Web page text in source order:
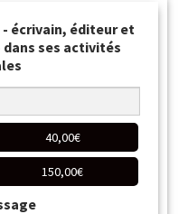
écrivain, éditeur et
ses activités
40,00€
150,00€